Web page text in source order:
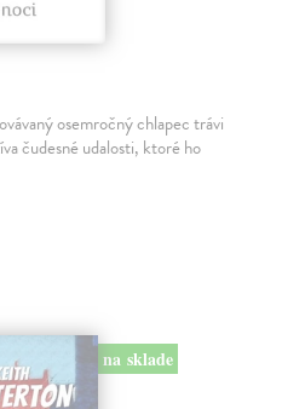
osemročný chlapec trávi
čudesné udalosti, ktoré ho
na sklade